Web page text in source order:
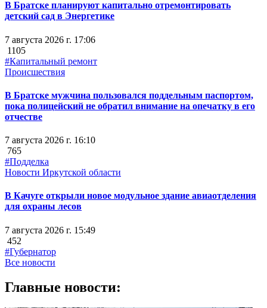
В Братске планируют капитально отремонтировать
детский сад в Энергетике
7 августа 2026 г. 17:06
1105
#Капитальный ремонт
Происшествия
В Братске мужчина пользовался поддельным паспортом,
пока полицейский не обратил внимание на опечатку в его
отчестве
7 августа 2026 г. 16:10
765
#Подделка
Новости Иркутской области
В Качуге открыли новое модульное здание авиаотделения
для охраны лесов
7 августа 2026 г. 15:49
452
#Губернатор
Все новости
Главные новости: